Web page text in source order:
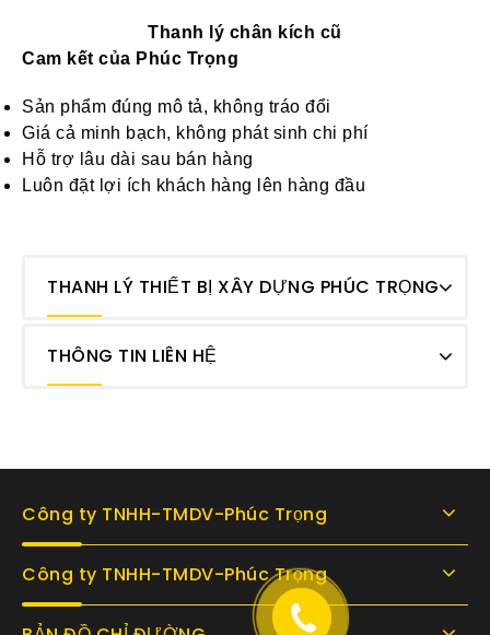
Thanh lý chân kích cũ
Cam kết của Phúc Trọng
Sản phẩm đúng mô tả, không tráo đổi
Giá cả minh bạch, không phát sinh chi phí
Hỗ trợ lâu dài sau bán hàng
Luôn đặt lợi ích khách hàng lên hàng đầu
THANH LÝ THIẾT BỊ XÂY DỰNG PHÚC TRỌNG
THÔNG TIN LIÊN HỆ
Công ty TNHH-TMDV-Phúc Trọng
Công ty TNHH-TMDV-Phúc Trọng